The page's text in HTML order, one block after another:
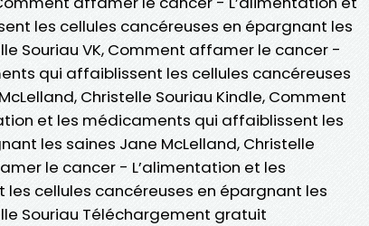
les cellules cancéreuses en épargnant les
Souriau VK, Comment affamer le cancer -
qui affaiblissent les cellules cancéreuses
Christelle Souriau Kindle, Comment
et les médicaments qui affaiblissent les
les saines Jane McLelland, Christelle
le cancer - L’alimentation et les
cellules cancéreuses en épargnant les
Souriau Téléchargement gratuit